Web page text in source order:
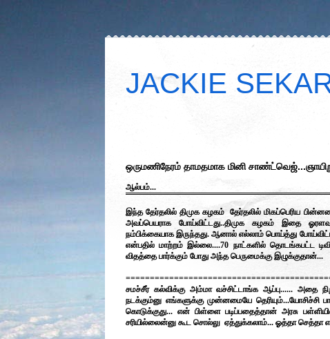
JACKIE
ஒருமணிநேரம் தாமதமாக மினி
ஆல்பம்...
இந்த தேர்தலில் திமுக கழகம் தேர்தலில் மிகப்பெரிய
அவப்பெயராக போய்விட்டது..திமுக கழகம் இதை
நம்பிக்கையாக இருந்தது. ஆனால் எல்லாம் பொய்த்து
என்பதில் மாற்றம் இல்லை....70 நாட்களில் தொடங்கபட்ட
விதத்தை பார்க்கும் போது அந்த பெருமைக்கு இழுக்குதான்...
சமச்சீர் கல்விக்கு அம்மா வச்சிட்டாங்க ஆப்பு...... அதை
நடக்கும்னு எங்களுக்கு முன்னமையே தெரியும்...யோசிச்சி
கொடுக்குது... என் பிள்ளை படிப்பதைத்தான் அரசு பள்ளியில்
சரியில்லைன்னு கூட சொல்லு ஏத்துக்கலாம்... ஓத்தா செத்தா